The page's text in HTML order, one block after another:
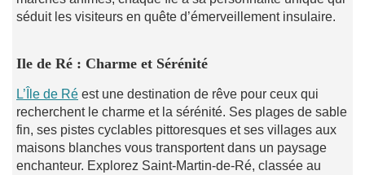
séduit les visiteurs en quête d’émerveillement insulaire.
Ile de Ré : Charme et Sérénité
L’Île de Ré est une destination de rêve pour ceux qui
recherchent le charme et la sérénité. Ses plages de sable
fin, ses pistes cyclables pittoresques et ses villages aux
maisons blanches vous transportent dans un paysage
enchanteur. Explorez Saint-Martin-de-Ré, classée au